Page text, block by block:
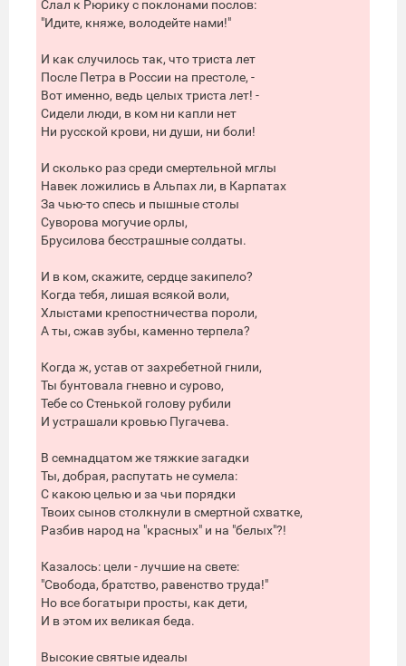
Слал к Рюрику с поклонами послов:
"Идите, княже, володейте нами!"
И как случилось так, что триста лет
После Петра в России на престоле, -
Вот именно, ведь целых триста лет! -
Сидели люди, в ком ни капли нет
Ни русской крови, ни души, ни боли!
И сколько раз среди смертельной мглы
Навек ложились в Альпах ли, в Карпатах
За чью-то спесь и пышные столы
Суворова могучие орлы,
Брусилова бесстрашные солдаты.
И в ком, скажите, сердце закипело?
Когда тебя, лишая всякой воли,
Хлыстами крепостничества пороли,
А ты, сжав зубы, каменно терпела?
Когда ж, устав от захребетной гнили,
Ты бунтовала гневно и сурово,
Тебе со Стенькой голову рубили
И устрашали кровью Пугачева.
В семнадцатом же тяжкие загадки
Ты, добрая, распутать не сумела:
С какою целью и за чьи порядки
Твоих сынов столкнули в смертной схватке,
Разбив народ на "красных" и на "белых"?!
Казалось: цели - лучшие на свете:
"Свобода, братство, равенство труда!"
Но все богатыри просты, как дети,
И в этом их великая беда.
Высокие святые идеалы